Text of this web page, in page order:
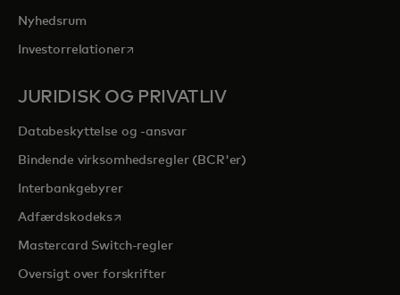
Nyhedsrum
Investorrelationeropens in a new tab
JURIDISK OG PRIVATLIV
Databeskyttelse og -ansvar
Bindende virksomhedsregler (BCR'er)
Interbankgebyrer
Adfærdskodeksopens in a new tab
Mastercard Switch-regler
Oversigt over forskrifter